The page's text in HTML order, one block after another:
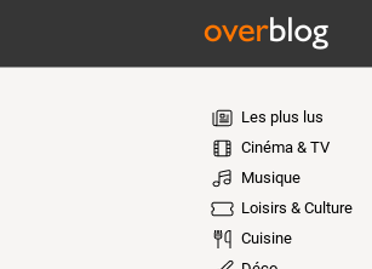
Les plus lus
Cinéma & TV
Musique
Loisirs & Culture
Cuisine